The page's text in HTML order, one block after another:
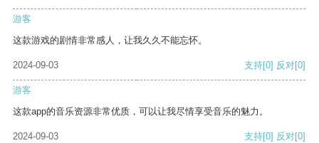
游客
这款游戏的剧情非常感人，让我久久不能忘怀。
2024-09-03 支持[0] 反对[0]
游客
这款app的音乐资源非常优质，可以让我尽情享受音乐的魅力。
2024-09-03 支持[0] 反对[0]